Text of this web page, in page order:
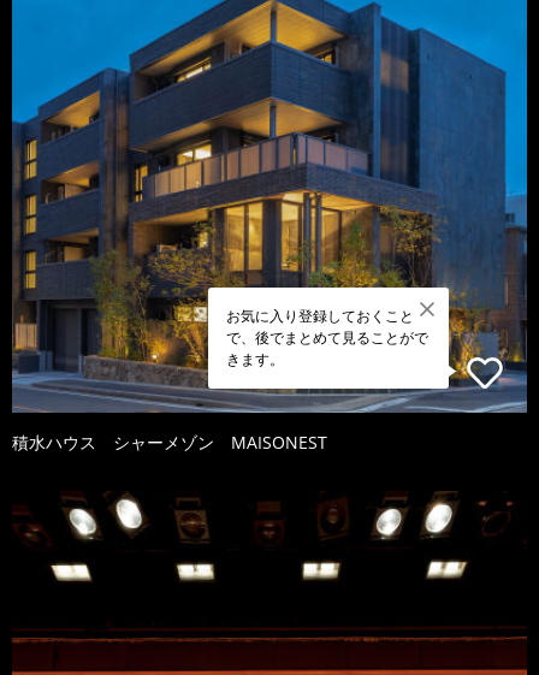
お気に入り登録しておくこと
で、後でまとめて見ることがで
きます。
積水ハウス シャーメゾン MAISONEST